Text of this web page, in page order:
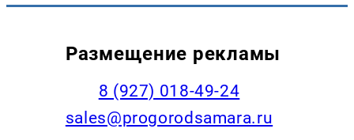
Размещение рекламы
8 (927) 018-49-24
sales@progorodsamara.ru